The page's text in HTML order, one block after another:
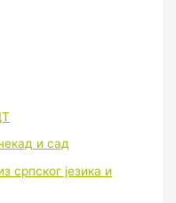
и сад
српског језика и